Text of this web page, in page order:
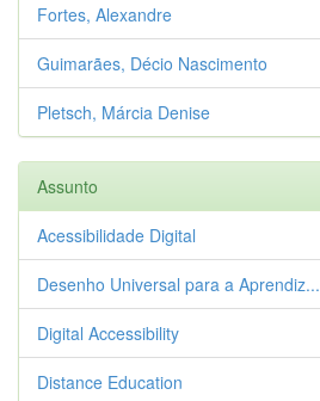
Fortes, Alexandre
Guimarães, Décio Nascimento
Pletsch, Márcia Denise
Assunto
Acessibilidade Digital
Desenho Universal para a Aprendiz...
Digital Accessibility
Distance Education